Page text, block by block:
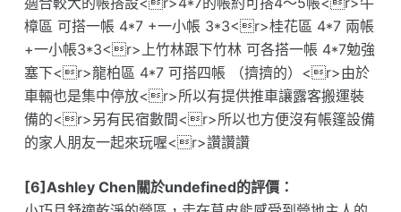
樟區 可搭一帳 4*7 +一小帳 3*3<r>桂花區 4*7 兩帳
+一小帳3*3<r>上竹林跟下竹林 可各搭一帳 4*7勉強
塞下<r>龍柏區 4*7 可搭四帳 （擠擠的）<r>由於
車輛也是集中停放<r>所以有提供推車讓露客搬運裝
備的<r>另有民宿數間<r>所以也方便沒有帳篷設備
的家人朋友一起來玩喔<r>讚讚讚
[6]Ashley Chen關於undefined的評價：